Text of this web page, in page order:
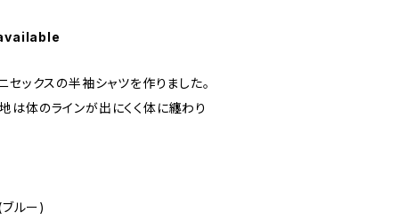
ックスの半袖シャツを作りました。
は体のラインが出にくく体に纏わり
ルー)